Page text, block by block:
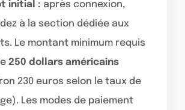
initial : après connexion,
à la section dédiée aux
Le montant minimum requis
250 dollars américains
230 euros selon le taux de
Les modes de paiement